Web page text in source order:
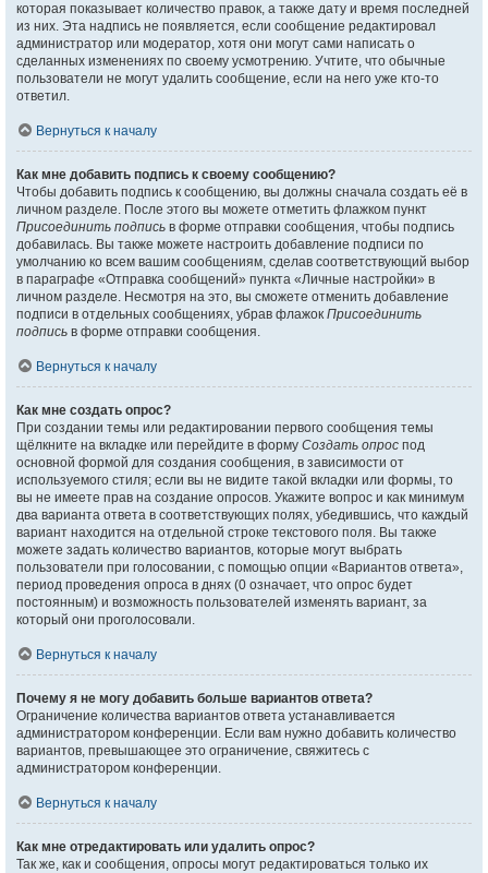
которая показывает количество правок, а также дату и время последней
из них. Эта надпись не появляется, если сообщение редактировал
администратор или модератор, хотя они могут сами написать о
сделанных изменениях по своему усмотрению. Учтите, что обычные
пользователи не могут удалить сообщение, если на него уже кто-то
ответил.
Вернуться к началу
Как мне добавить подпись к своему сообщению?
Чтобы добавить подпись к сообщению, вы должны сначала создать её в
личном разделе. После этого вы можете отметить флажком пункт
Присоединить подпись в форме отправки сообщения, чтобы подпись
добавилась. Вы также можете настроить добавление подписи по
умолчанию ко всем вашим сообщениям, сделав соответствующий выбор
в параграфе «Отправка сообщений» пункта «Личные настройки» в
личном разделе. Несмотря на это, вы сможете отменить добавление
подписи в отдельных сообщениях, убрав флажок Присоединить
подпись в форме отправки сообщения.
Вернуться к началу
Как мне создать опрос?
При создании темы или редактировании первого сообщения темы
щёлкните на вкладке или перейдите в форму Создать опрос под
основной формой для создания сообщения, в зависимости от
используемого стиля; если вы не видите такой вкладки или формы, то
вы не имеете прав на создание опросов. Укажите вопрос и как минимум
два варианта ответа в соответствующих полях, убедившись, что каждый
вариант находится на отдельной строке текстового поля. Вы также
можете задать количество вариантов, которые могут выбрать
пользователи при голосовании, с помощью опции «Вариантов ответа»,
период проведения опроса в днях (0 означает, что опрос будет
постоянным) и возможность пользователей изменять вариант, за
который они проголосовали.
Вернуться к началу
Почему я не могу добавить больше вариантов ответа?
Ограничение количества вариантов ответа устанавливается
администратором конференции. Если вам нужно добавить количество
вариантов, превышающее это ограничение, свяжитесь с
администратором конференции.
Вернуться к началу
Как мне отредактировать или удалить опрос?
Так же, как и сообщения, опросы могут редактироваться только их